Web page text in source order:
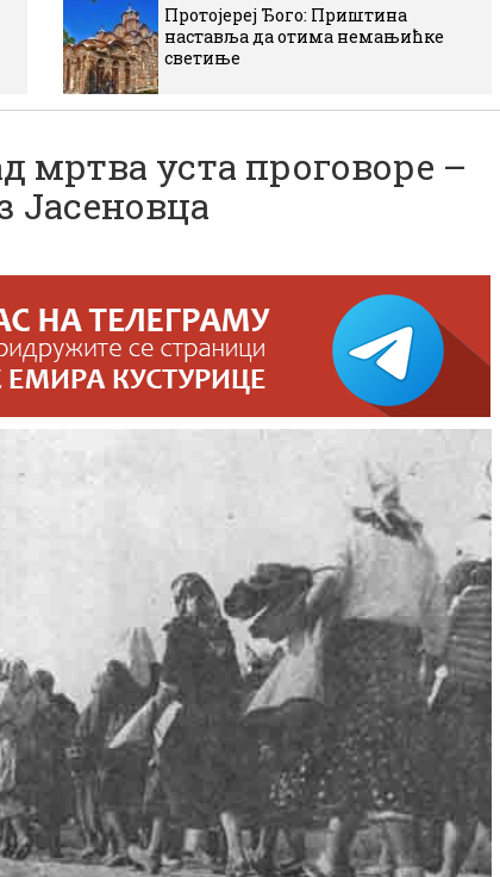
Протојереј Ђого: Приштина
наставља да отима немањићке
светиње
уста проговоре –
Јасеновца